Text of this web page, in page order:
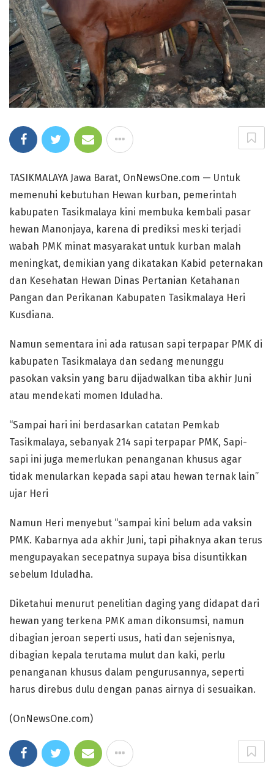
TASIKMALAYA Jawa Barat, OnNewsOne.com — Untuk
memenuhi kebutuhan Hewan kurban, pemerintah
kabupaten Tasikmalaya kini membuka kembali pasar
hewan Manonjaya, karena di prediksi meski terjadi
wabah PMK minat masyarakat untuk kurban malah
meningkat, demikian yang dikatakan Kabid peternakan
dan Kesehatan Hewan Dinas Pertanian Ketahanan
Pangan dan Perikanan Kabupaten Tasikmalaya Heri
Kusdiana.
Namun sementara ini ada ratusan sapi terpapar PMK di
kabupaten Tasikmalaya dan sedang menunggu
pasokan vaksin yang baru dijadwalkan tiba akhir Juni
atau mendekati momen Iduladha.
“Sampai hari ini berdasarkan catatan Pemkab
Tasikmalaya, sebanyak 214 sapi terpapar PMK, Sapi-
sapi ini juga memerlukan penanganan khusus agar
tidak menularkan kepada sapi atau hewan ternak lain”
ujar Heri
Namun Heri menyebut “sampai kini belum ada vaksin
PMK. Kabarnya ada akhir Juni, tapi pihaknya akan terus
mengupayakan secepatnya supaya bisa disuntikkan
sebelum Iduladha.
Diketahui menurut penelitian daging yang didapat dari
hewan yang terkena PMK aman dikonsumsi, namun
dibagian jeroan seperti usus, hati dan sejenisnya,
dibagian kepala terutama mulut dan kaki, perlu
penanganan khusus dalam pengurusannya, seperti
harus direbus dulu dengan panas airnya di sesuaikan.
(OnNewsOne.com)